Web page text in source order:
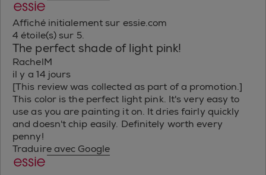
Affiché initialement sur essie.com
4 étoile(s) sur 5.
The perfect shade of light pink!
RachelM
il y a 14 jours
[This review was collected as part of a promotion.]
This color is the perfect light pink. It's very easy to
use as you are painting it on. It dries fairly quickly
and doesn't chip easily. Definitely worth every
penny!
Traduire avec Google